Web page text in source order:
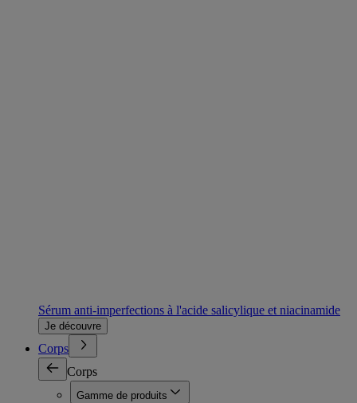
Sérum anti-imperfections à l'acide salicylique et niacinamide
Je découvre
Corps
Corps
Gamme de produits